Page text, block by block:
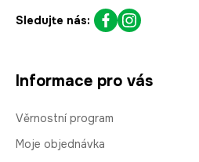
Sledujte nás:
Informace pro vás
Věrnostní program
Moje objednávka